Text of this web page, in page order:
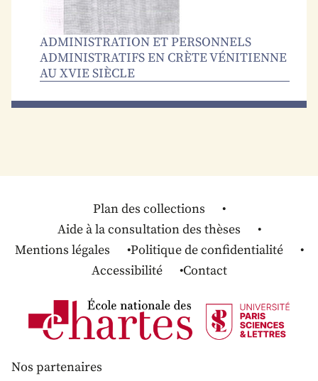
ADMINISTRATION ET PERSONNELS
ADMINISTRATIFS EN CRÈTE VÉNITIENNE
AU XVIE SIÈCLE
Plan des collections
Aide à la consultation des thèses
Mentions légales
Politique de confidentialité
Accessibilité
Contact
Nos partenaires